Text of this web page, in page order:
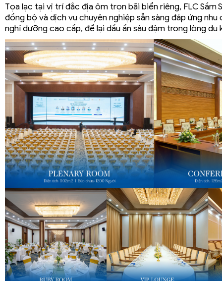
Tọa lạc tại vị trí đắc địa ôm trọn bãi biển riêng, FLC Sầm
đồng bộ và dịch vụ chuyên nghiệp sẵn sàng đáp ứng
nghỉ dưỡng cao cấp, để lại dấu ấn sâu đậm trong lòng du